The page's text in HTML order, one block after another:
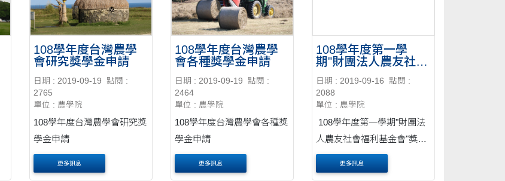
108學年度台灣農學
會研究獎學金申請
日期 : 2019-09-19
點閱 :
2765
單位 : 農學院
108學年度台灣農學會研究獎
學金申請
更多訊息
108學年度台灣農學
會各種獎學金申請
日期 : 2019-09-19
點閱 :
2464
單位 : 農學院
108學年度台灣農學會各種獎
學金申請
更多訊息
108學年度第一學
期"財團法人農友社會
申請
日期 : 2019-09-16
點閱 :
2088
單位 : 農學院
108學年度第一學期"財團法
人農友社會福利基金會"獎助
學金申請，請依申請辦法將
資料送本院各系辦再於10/7
更多訊息